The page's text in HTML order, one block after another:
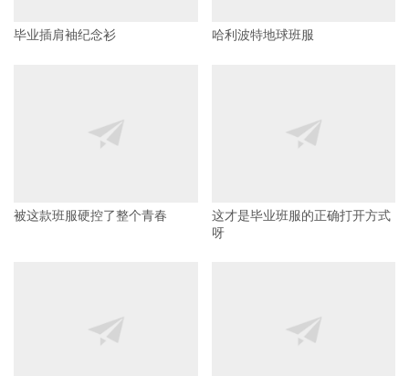
毕业插肩袖纪念衫 哈利波特地球班服
被这款班服硬控了整个青春
这才是毕业班服的正确打开方式
呀